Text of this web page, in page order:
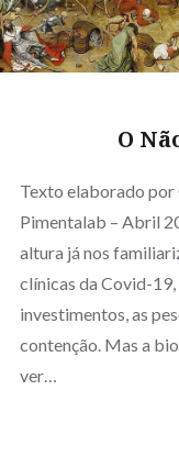
O
Texto elaborado por
Pimentalab – Abril
altura já nos
clínicas da Covid-
investimentos, as
contenção. Mas a
ver…